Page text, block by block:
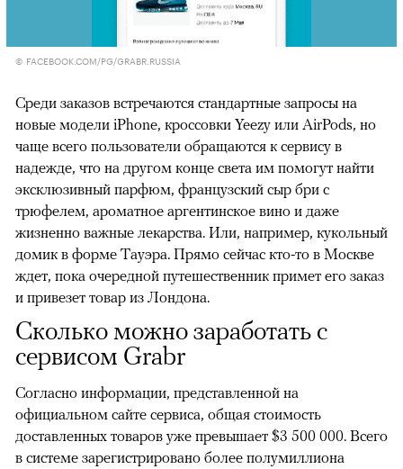
© FACEBOOK.COM/PG/GRABR.RUSSIA
Среди заказов встречаются стандартные запросы на
новые модели iPhone, кроссовки Yeezy или AirPods, но
чаще всего пользователи обращаются к сервису в
надежде, что на другом конце света им помогут найти
эксклюзивный парфюм, французский сыр бри с
трюфелем, ароматное аргентинское вино и даже
жизненно важные лекарства. Или, например, кукольный
домик в форме Тауэра. Прямо сейчас кто-то в Москве
ждет, пока очередной путешественник примет его заказ
и привезет товар из Лондона.
Сколько можно заработать с
сервисом Grabr
Согласно информации, представленной на
официальном сайте сервиса, общая стоимость
доставленных товаров уже превышает $3 500 000. Всего
в системе зарегистрировано более полумиллиона